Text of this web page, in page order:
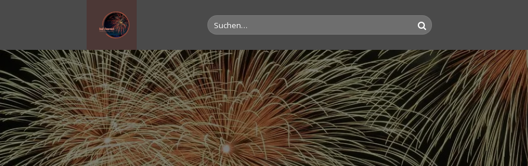
Suche
nach: